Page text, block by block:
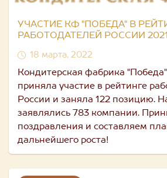
УЧАСТИЕ КФ "ПОБЕДА" В
РАБОТОДАТЕЛЕЙ РОССИИ 2021
18 марта, 2022
Кондитерская фабрика
приняла участие в рейтинге
России и заняла 122 позицию.
заявлялись 783 компании.
поздравления и составляем
дальнейшего роста!